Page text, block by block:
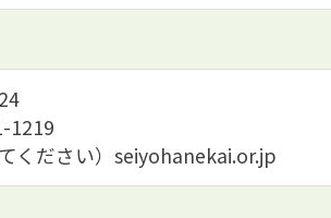
1219
ください）seiyohanekai.or.jp